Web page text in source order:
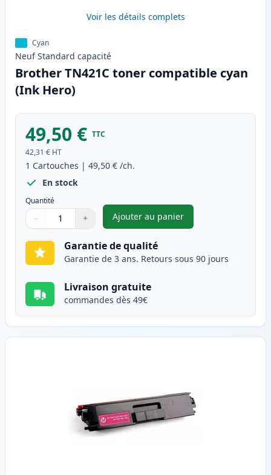
Voir les détails complets
Cyan
Neuf Standard capacité
Brother TN421C toner compatible cyan
(Ink Hero)
49,50 € TTC
42,31 € HT
1 Cartouches | 49,50 € /ch.
En stock
Quantité
Quantité
Utilisez les boutons pour ajuster
− +
Quantité
Ajouter au panier
,Brother TN421C toner
Garantie de qualité
Garantie de 3 ans. Retours sous 90 jours
Livraison gratuite
commandes dès 49€